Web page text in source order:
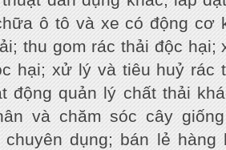
ô tô và xe có động cơ
thu gom rác thải độc hại;
hại; xử lý và tiêu huỷ rác
động quản lý chất thải
và chăm sóc cây
dụng; bán lẻ hàng